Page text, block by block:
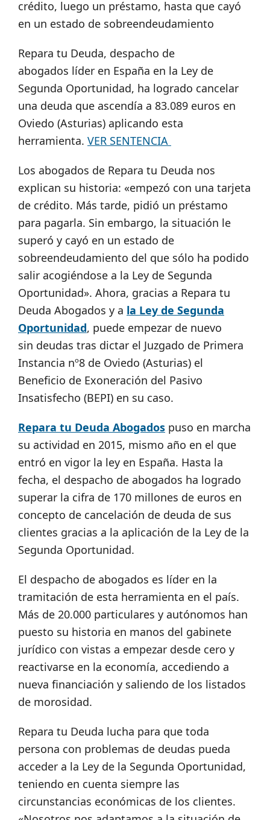
crédito, luego un préstamo, hasta que cayó
en un estado de sobreendeudamiento
Repara tu Deuda, despacho de
abogados líder en España en la Ley de
Segunda Oportunidad, ha logrado cancelar
una deuda que ascendía a 83.089 euros en
Oviedo (Asturias) aplicando esta
herramienta. VER SENTENCIA
Los abogados de Repara tu Deuda nos
explican su historia: «empezó con una tarjeta
de crédito. Más tarde, pidió un préstamo
para pagarla. Sin embargo, la situación le
superó y cayó en un estado de
sobreendeudamiento del que sólo ha podido
salir acogiéndose a la Ley de Segunda
Oportunidad». Ahora, gracias a Repara tu
Deuda Abogados y a la Ley de Segunda
Oportunidad, puede empezar de nuevo
sin deudas tras dictar el Juzgado de Primera
Instancia nº8 de Oviedo (Asturias) el
Beneficio de Exoneración del Pasivo
Insatisfecho (BEPI) en su caso.
Repara tu Deuda Abogados puso en marcha
su actividad en 2015, mismo año en el que
entró en vigor la ley en España. Hasta la
fecha, el despacho de abogados ha logrado
superar la cifra de 170 millones de euros en
concepto de cancelación de deuda de sus
clientes gracias a la aplicación de la Ley de la
Segunda Oportunidad.
El despacho de abogados es líder en la
tramitación de esta herramienta en el país.
Más de 20.000 particulares y autónomos han
puesto su historia en manos del gabinete
jurídico con vistas a empezar desde cero y
reactivarse en la economía, accediendo a
nueva financiación y saliendo de los listados
de morosidad.
Repara tu Deuda lucha para que toda
persona con problemas de deudas pueda
acceder a la Ley de la Segunda Oportunidad,
teniendo en cuenta siempre las
circunstancias económicas de los clientes.